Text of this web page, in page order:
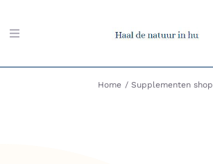
naar
Toggle
Home Supplementen shop